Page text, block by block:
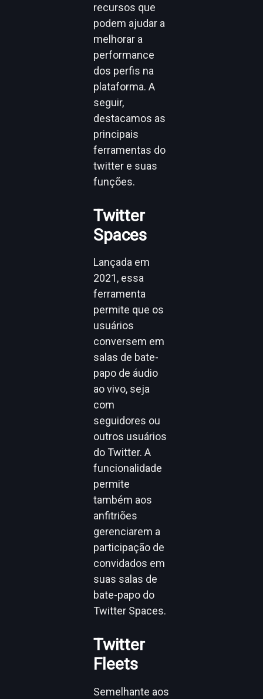
recursos que
podem ajudar a
melhorar a
performance
dos perfis na
plataforma. A
seguir,
destacamos as
principais
ferramentas do
twitter e suas
funções.
Twitter
Spaces
Lançada em
2021, essa
ferramenta
permite que os
usuários
conversem em
salas de bate-
papo de áudio
ao vivo, seja
com
seguidores ou
outros usuários
do Twitter. A
funcionalidade
permite
também aos
anfitriões
gerenciarem a
participação de
convidados em
suas salas de
bate-papo do
Twitter Spaces.
Twitter
Fleets
Semelhante aos